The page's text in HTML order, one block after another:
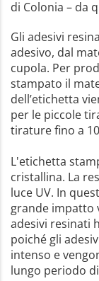
di Colonia – da
Gli adesivi
adesivo, dal
cupola. Per
stampato il
dell’etichetta
per le piccole
tirature fino a
L'etichetta
cristallina. La
luce UV. In
grande impatto
adesivi resinati
poiché gli
intenso e
lungo periodo